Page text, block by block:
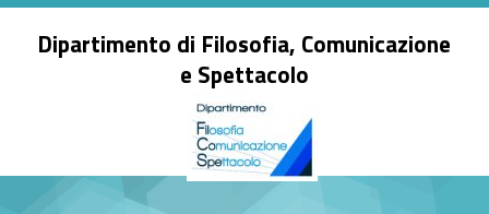
Dipartimento di Filosofia, Comunicazione
e Spettacolo
Header info sidebar